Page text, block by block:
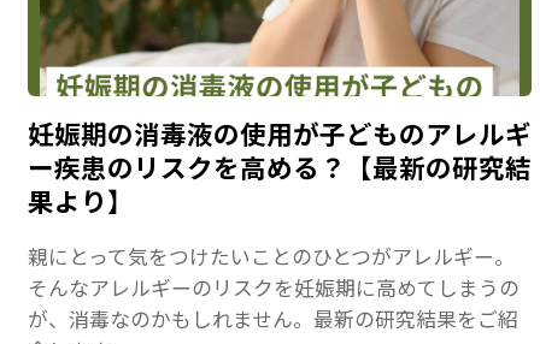
妊娠期の消毒液の使用が子どものアレルギ
ー疾患のリスクを高める？【最新の研究結
果より】
親にとって気をつけたいことのひとつがアレルギー。
そんなアレルギーのリスクを妊娠期に高めてしまうの
が、消毒なのかもしれません。最新の研究結果をご紹